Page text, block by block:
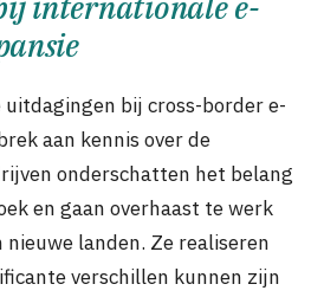
uitdagingen bij cross-border e-
aan kennis over de
onderschatten het belang
en gaan overhaast te werk
landen. Ze realiseren
verschillen kunnen zijn